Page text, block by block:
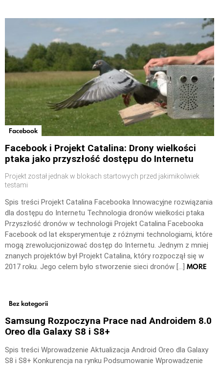
Facebook
Facebook i Projekt Catalina: Drony wielkości
ptaka jako przyszłość dostępu do Internetu
Projekt został jednak w blokach startowych przed jakimikolwiek
testami
Spis treści Projekt Catalina Facebooka Innowacyjne rozwiązania
dla dostępu do Internetu Technologia dronów wielkości ptaka
Przyszłość dronów w technologii Projekt Catalina Facebooka
Facebook od lat eksperymentuje z różnymi technologiami, które
mogą zrewolucjonizować dostęp do Internetu. Jednym z mniej
znanych projektów był Projekt Catalina, który rozpoczął się w
2017 roku. Jego celem było stworzenie sieci dronów […] MORE
Bez kategorii
Samsung Rozpoczyna Prace nad Androidem 8.0
Oreo dla Galaxy S8 i S8+
Spis treści Wprowadzenie Aktualizacja Android Oreo dla Galaxy
S8 i S8+ Konkurencja na rynku Podsumowanie Wprowadzenie